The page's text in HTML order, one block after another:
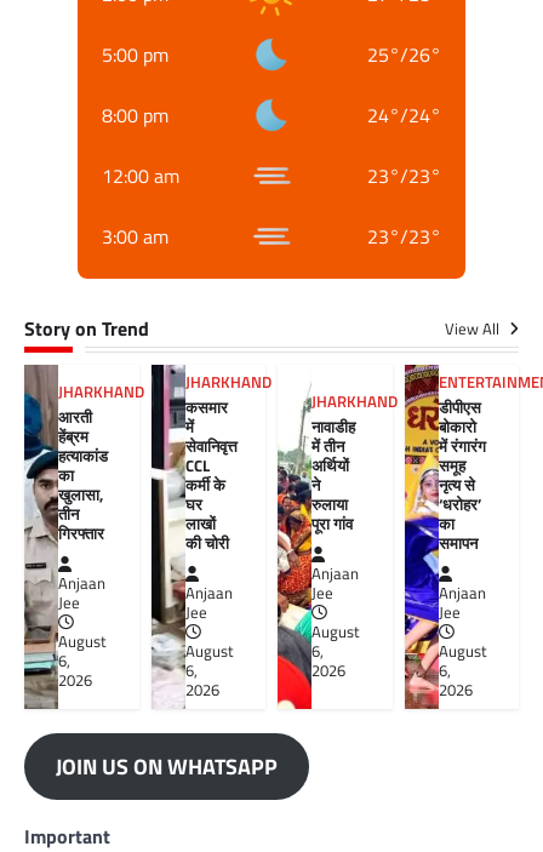
5:00 pm 25°/26°
8:00 pm 24°/24°
12:00 am 23°/23°
3:00 am 23°/23°
Story on Trend View All
JHARKHAND
आरती
हेंब्रम
हत्याकांड
का
खुलासा,
तीन
गिरफ्तार
Anjaan
Jee
August
6,
2026
JHARKHAND
कसमार
में
सेवानिवृत्त
CCL
कर्मी के
घर
लाखों
की चोरी
Anjaan
Jee
August
6,
2026
JHARKHAND
नावाडीह
में तीन
अर्थियों
ने
रुलाया
पूरा गांव
Anjaan
Jee
August
6,
2026
डीपीएस
बोकारो
में रंगारंग
समूह
नृत्य से
‘धरोहर’
का
समापन
Anjaan
Jee
August
6,
2026
JOIN US ON WHATSAPP
Important